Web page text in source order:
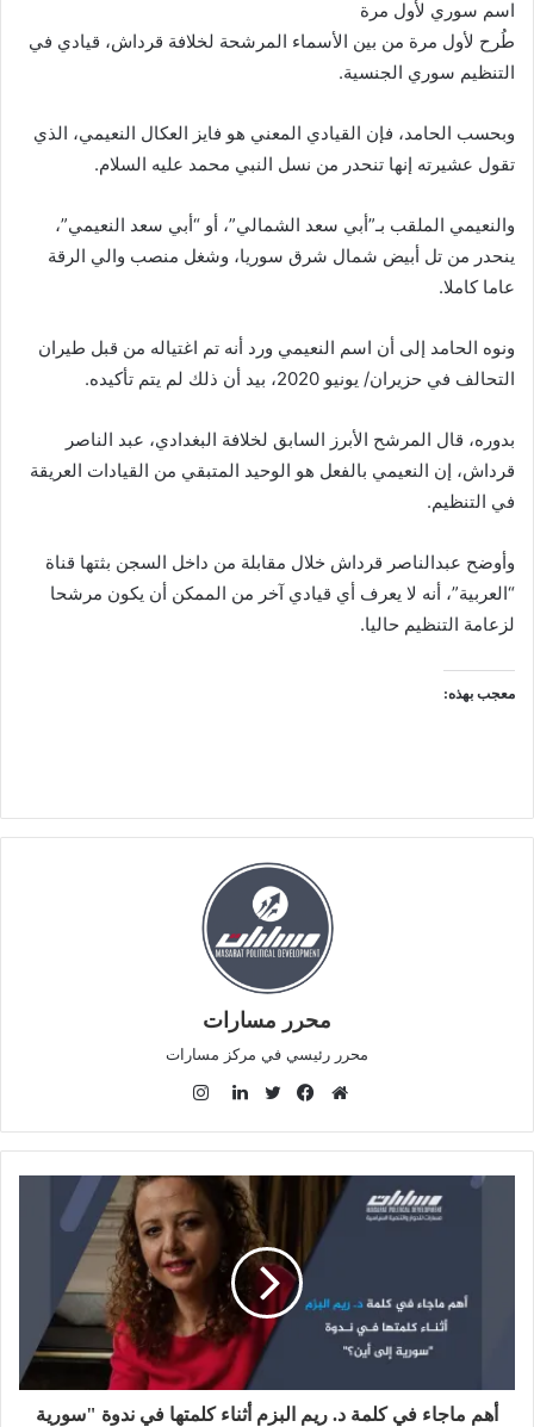
اسم سوري لأول مرة
طُرح لأول مرة من بين الأسماء المرشحة لخلافة قرداش، قيادي في
التنظيم سوري الجنسية.
وبحسب الحامد، فإن القيادي المعني هو فايز العكال النعيمي، الذي
تقول عشيرته إنها تنحدر من نسل النبي محمد عليه السلام.
والنعيمي الملقب بـ”أبي سعد الشمالي”، أو “أبي سعد النعيمي”،
ينحدر من تل أبيض شمال شرق سوريا، وشغل منصب والي الرقة
عاما كاملا.
ونوه الحامد إلى أن اسم النعيمي ورد أنه تم اغتياله من قبل طيران
التحالف في حزيران/ يونيو 2020، بيد أن ذلك لم يتم تأكيده.
بدوره، قال المرشح الأبرز السابق لخلافة البغدادي، عبد الناصر
قرداش، إن النعيمي بالفعل هو الوحيد المتبقي من القيادات العريقة
في التنظيم.
وأوضح عبدالناصر قرداش خلال مقابلة من داخل السجن بثتها قناة
“العربية”، أنه لا يعرف أي قيادي آخر من الممكن أن يكون مرشحا
لزعامة التنظيم حاليا.
معجب بهذه:
محرر مسارات
محرر رئيسي في مركز مسارات
و
ق
ع
و
ي
ي
س
ك
و
ي
ر
ي
ن
ك
إ
ن
س
ت
ق
ر
ا
م
أهم ماجاء في كلمة د. ريم البزم أثناء كلمتها في ندوة "سورية